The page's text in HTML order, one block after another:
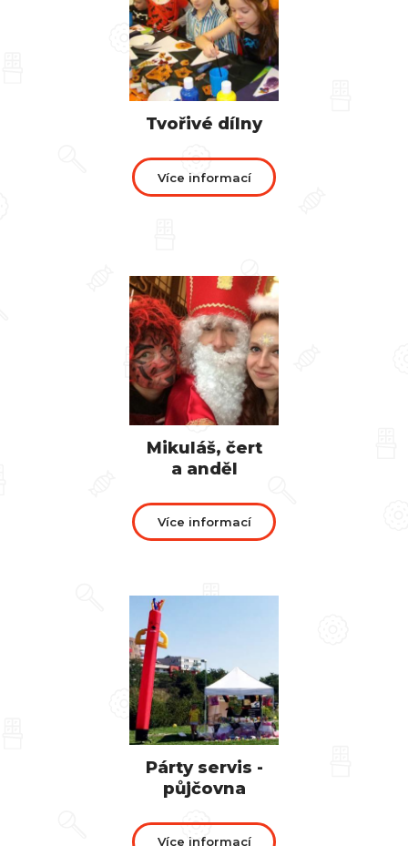
Tvořivé dílny
Více informací
Mikuláš, čert
a anděl
Více informací
Párty servis -
půjčovna
Více informací